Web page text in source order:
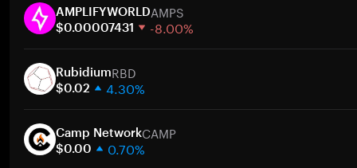
30 días
Capitalización de mercado
AMPLIFYWORLDAMPS
$0.00007431 -8.00%
30 días
Capitalización de mercado
RubidiumRBD
$0.02 4.30%
30 días
Capitalización de mercado
Camp NetworkCAMP
$0.00 0.70%